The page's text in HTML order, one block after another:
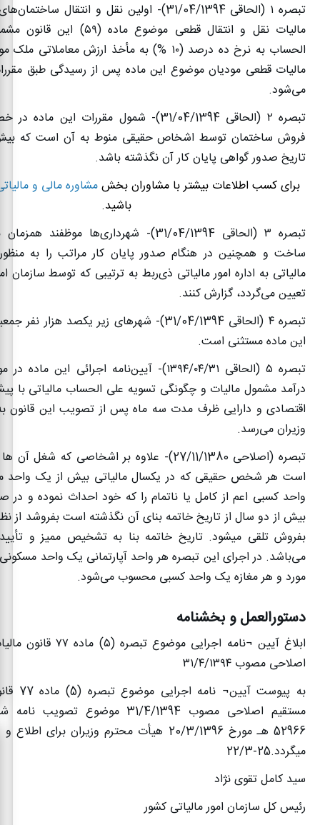
تبصره ۱ (
الحاقی 31/04/1394)- اولین نقل و انتقال
مالیات نقل و انتقال قطعی موضوع ماده (۵۹)
این قانون
الحساب به نرخ ده‌ درصد (۱۰ %)
به مأخذ ارزش معاملاتی ملک
مالیات قطعی مودیان موضوع این ماده پس از رسیدگی طبق
می‌شود.
تبصره ۲ (
الحاقی 31/04/1394)- شمول مقررات این
فروش ساختمان توسط اشخاص حقیقی منوط به آن است که
تاریخ صدور گواهی پایان کار آن نگذشته باشد.
برای کسب اطلاعات بیشتر با مشاوران بخشمشاوره مالی و
باشید.
تبصره ۳ (
الحاقی 31/04/1394)- شهرداری‌ها موظفند
ساخت و همچنین در هنگام صدور پایان کار مراتب را به
مالیاتی به اداره امور مالیاتی ذی‌ربط به ترتیبی که توسط سازمان
تعیین می‌‌گردد، گزارش کنند.
تبصره۴ (
الحاقی 31/04/1394)- شهرهای زیر یکصد هزار
این ماده مستثنی است.
تبصره ۵ ( الحاقی ۱۳۹۴/۰۴/۳۱)-
آیین‌نامه اجرائی این ماده در
درآمد مشمول مالیات و چگونگی تسویه علی‌ الحساب مالیاتی با
اقتصادی و دارایی ظرف مدت سه ماه پس از تصویب این قانون
وزیران می‌رسد.
تبصره (اصلاحی 27/11/1380)- علاوه بر اشخاصی که
است هر شخص حقیقی که در یکسال مالیاتی بیش از یک واحد
واحد ‌کسبی اعم از کامل یا ناتمام را که خود احداث نموده و در
بیش از دو سال از تاریخ خاتمه بنای آن نگذشته است بفروشد از
بفروش تلقی میشود. تاریخ خاتمه بنا به تشخیص ممیز و
می‌باشد. در اجرای این تبصره هر واحد آپارتمانی یک‌ واحد
مورد و هر مغازه یک واحد کسبی محسوب می‌شود.
دستورالعمل و بخشنامه
ابلاغ آیین ¬نامه اجرایی موضوع تبصره (۵) ماده ۷۷ قانون
اصلاحی مصوب ۳۱/۴/۱۳۹۴
به
52966 هـ مورخ 20/3/1396 هیأت محترم وزیران برای
میگردد.25-22/3
سید کامل تقوی نژاد
رئیس کل سازمان امور مالیاتی کشور